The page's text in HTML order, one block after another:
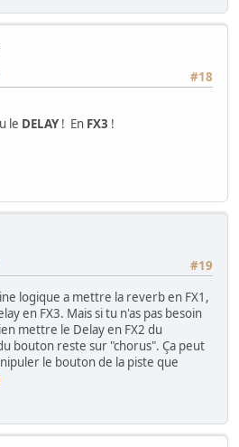
#18
le DELAY ! En FX3 !
#19
logique a mettre la reverb en FX1,
en FX3. Mais si tu n'as pas besoin
mettre le Delay en FX2 du
bouton reste sur "chorus". Ça peut
le bouton de la piste que